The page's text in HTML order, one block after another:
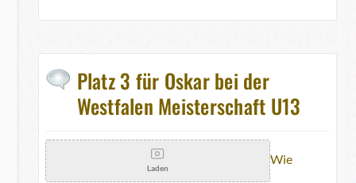
Platz 3 für Oskar bei der
Westfalen Meisterschaft U13
Laden
Wie